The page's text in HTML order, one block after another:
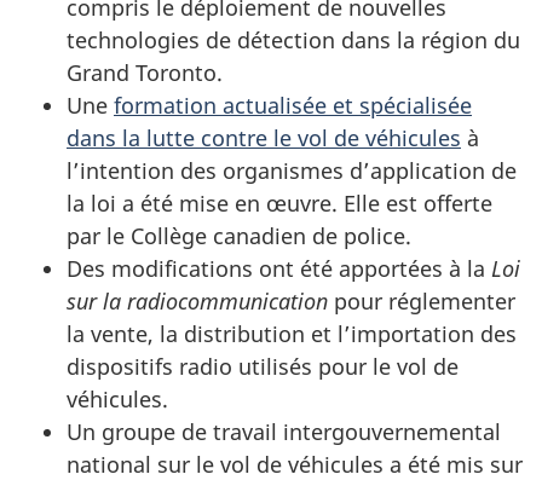
compris le déploiement de nouvelles
technologies de détection dans la région du
Grand Toronto.
Une formation actualisée et spécialisée
dans la lutte contre le vol de véhicules à
l’intention des organismes d’application de
la loi a été mise en œuvre. Elle est offerte
par le Collège canadien de police.
Des modifications ont été apportées à la Loi
sur la radiocommunication pour réglementer
la vente, la distribution et l’importation des
dispositifs radio utilisés pour le vol de
véhicules.
Un groupe de travail intergouvernemental
national sur le vol de véhicules a été mis sur